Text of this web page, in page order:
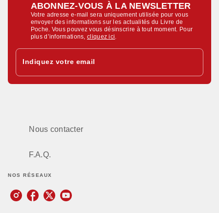
ABONNEZ-VOUS À LA NEWSLETTER
Votre adresse e-mail sera uniquement utilisée pour vous
envoyer des informations sur les actualités du Livre de
Poche. Vous pouvez vous désinscrire à tout moment. Pour
plus d’informations,cliquez ici
Indiquez votre email
Nous contacter
F.A.Q.
NOS RÉSEAUX